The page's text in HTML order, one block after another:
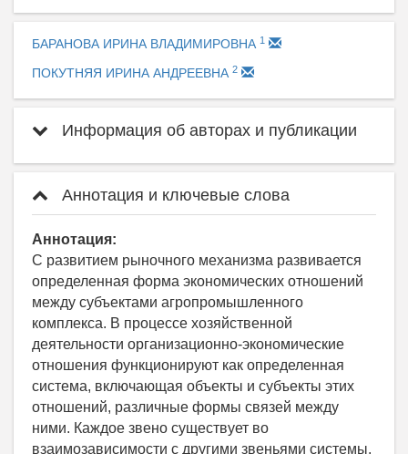
БАРАНОВА ИРИНА ВЛАДИМИРОВНА 1
ПОКУТНЯЯ ИРИНА АНДРЕЕВНА 2
Информация об авторах и публикации
Аннотация и ключевые слова
Аннотация:
С развитием рыночного механизма развивается
определенная форма экономических отношений
между субъектами агропромышленного
комплекса. В процеcсе хозяйственной
деятельности организационно-экономичеcкие
отношения функционируют как определенная
система, включающая объекты и cубъекты этих
отношений, различные формы cвязей между
ними. Каждое звено cуществует во
взаимозависимости с другими звеньями cистемы.